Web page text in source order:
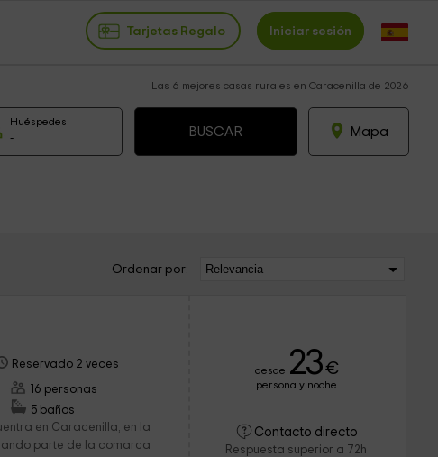
Tarjetas Regalo Iniciar sesión
Las 6 mejores casas rurales en Caracenilla de 2026
Huéspedes
Mapa
Ordenar por:
Reservado 2 veces
16 personas
5 baños
en Caracenilla, en la
parte de la comarca
desde 23€
persona y noche
Contacto directo
Respuesta superior a 72h